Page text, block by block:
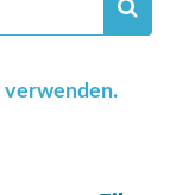
verwenden.